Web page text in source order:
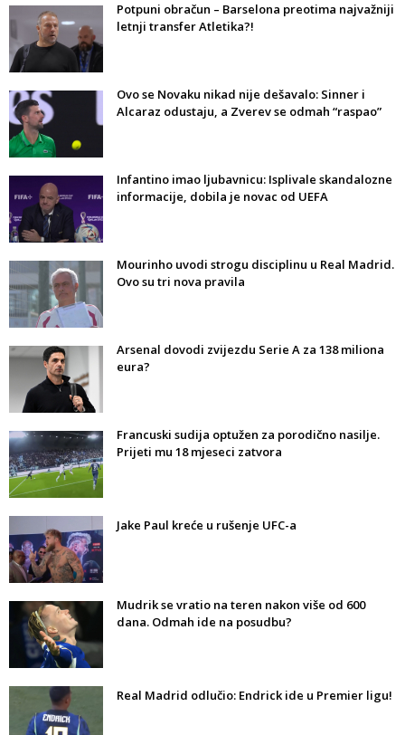
Potpuni obračun – Barselona preotima najvažniji
letnji transfer Atletika?!
Ovo se Novaku nikad nije dešavalo: Sinner i
Alcaraz odustaju, a Zverev se odmah “raspao”
Infantino imao ljubavnicu: Isplivale skandalozne
informacije, dobila je novac od UEFA
Mourinho uvodi strogu disciplinu u Real Madrid.
Ovo su tri nova pravila
Arsenal dovodi zvijezdu Serie A za 138 miliona
eura?
Francuski sudija optužen za porodično nasilje.
Prijeti mu 18 mjeseci zatvora
Jake Paul kreće u rušenje UFC-a
Mudrik se vratio na teren nakon više od 600
dana. Odmah ide na posudbu?
Real Madrid odlučio: Endrick ide u Premier ligu!